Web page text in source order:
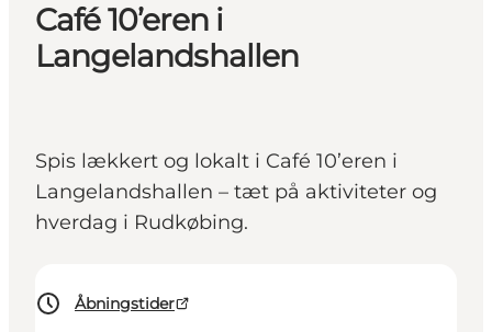
Café 10’eren i
Langelandshallen
Spis lækkert og lokalt i Café 10’eren i
Langelandshallen – tæt på aktiviteter og
hverdag i Rudkøbing.
Åbningstider